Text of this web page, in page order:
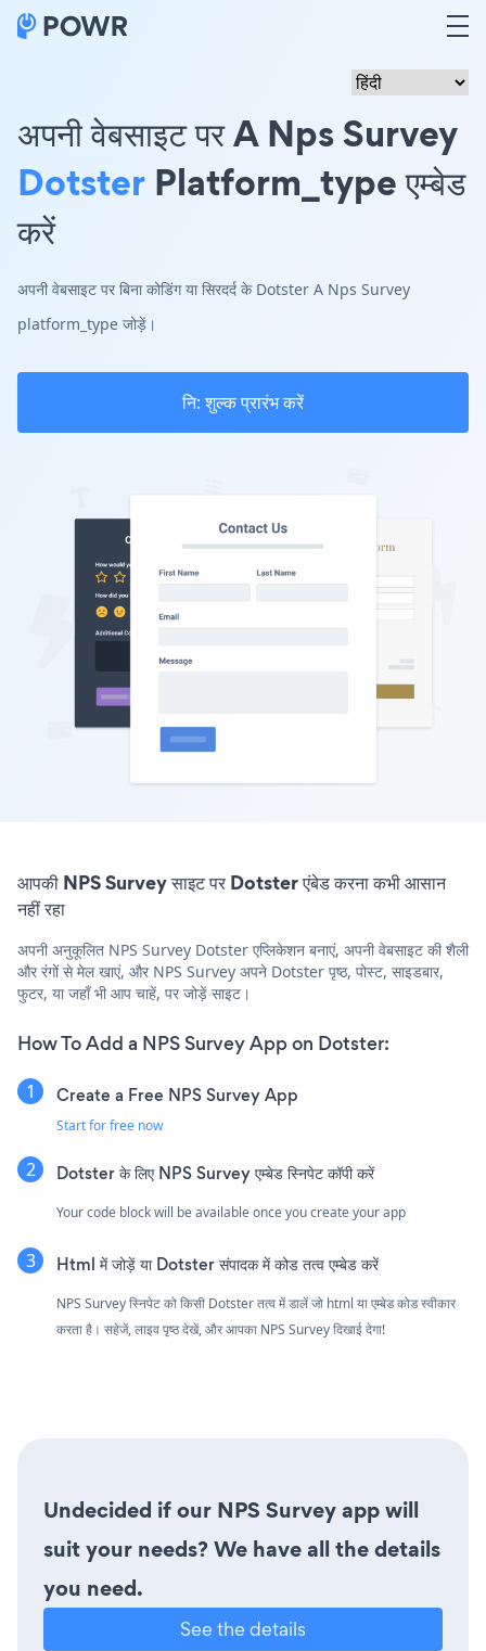
अपनी वेबसाइट पर A Nps Survey
Dotster Platform_type एम्बेड
करें
अपनी वेबसाइट पर बिना कोडिंग या सिरदर्द के Dotster A Nps Survey
platform_type जोड़ें।
नि: शुल्क प्रारंभ करें
आपकी NPS Survey साइट पर Dotster एंबेड करना कभी आसान
नहीं रहा
अपनी अनुकूलित NPS Survey Dotster एप्लिकेशन बनाएं, अपनी वेबसाइट की शैली
और रंगों से मेल खाएं, और NPS Survey अपने Dotster पृष्ठ, पोस्ट, साइडबार,
फुटर, या जहाँ भी आप चाहें, पर जोड़ें साइट।
How To Add a NPS Survey App on Dotster:
Create a Free NPS Survey App
Start for free now
Dotster के लिए NPS Survey एम्बेड स्निपेट कॉपी करें
Your code block will be available once you create your app
Html में जोड़ें या Dotster संपादक में कोड तत्व एम्बेड करें
NPS Survey स्निपेट को किसी Dotster तत्व में डालें जो html या एम्बेड कोड स्वीकार
करता है। सहेजें, लाइव पृष्ठ देखें, और आपका NPS Survey दिखाई देगा!
Undecided if our NPS Survey app will
suit your needs? We have all the details
you need.
See the details